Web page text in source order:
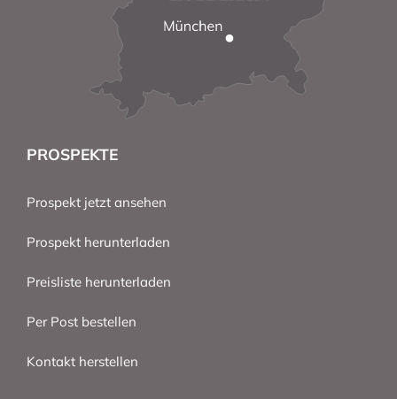
PROSPEKTE
Prospekt jetzt ansehen
Prospekt herunterladen
Preisliste herunterladen
Per Post bestellen
Kontakt herstellen